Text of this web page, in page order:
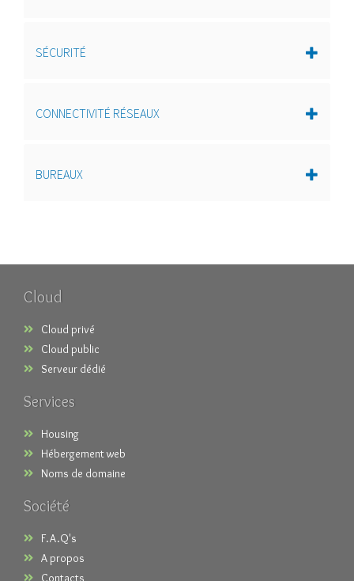
SÉCURITÉ
CONNECTIVITÉ RÉSEAUX
BUREAUX
Cloud
Cloud privé
Cloud public
Serveur dédié
Services
Housing
Hébergement web
Noms de domaine
Société
F.A.Q's
A propos
Contacts